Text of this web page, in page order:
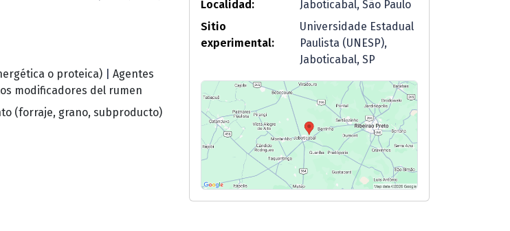
o proteica) |Agentes
modificadores del rumen
(forraje, grano, subproducto)
Localidad:
Jaboticabal, São Paulo
Sitio
experimental:
Universidade Estadual
Paulista (UNESP),
Jaboticabal, SP